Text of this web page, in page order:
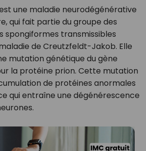
une maladie neurodégénérative
qui fait partie du groupe des
spongiformes transmissibles
de Creutzfeldt-Jakob. Elle
mutation génétique du gène
la protéine prion. Cette mutation
de protéines anormales
qui entraîne une dégénérescence